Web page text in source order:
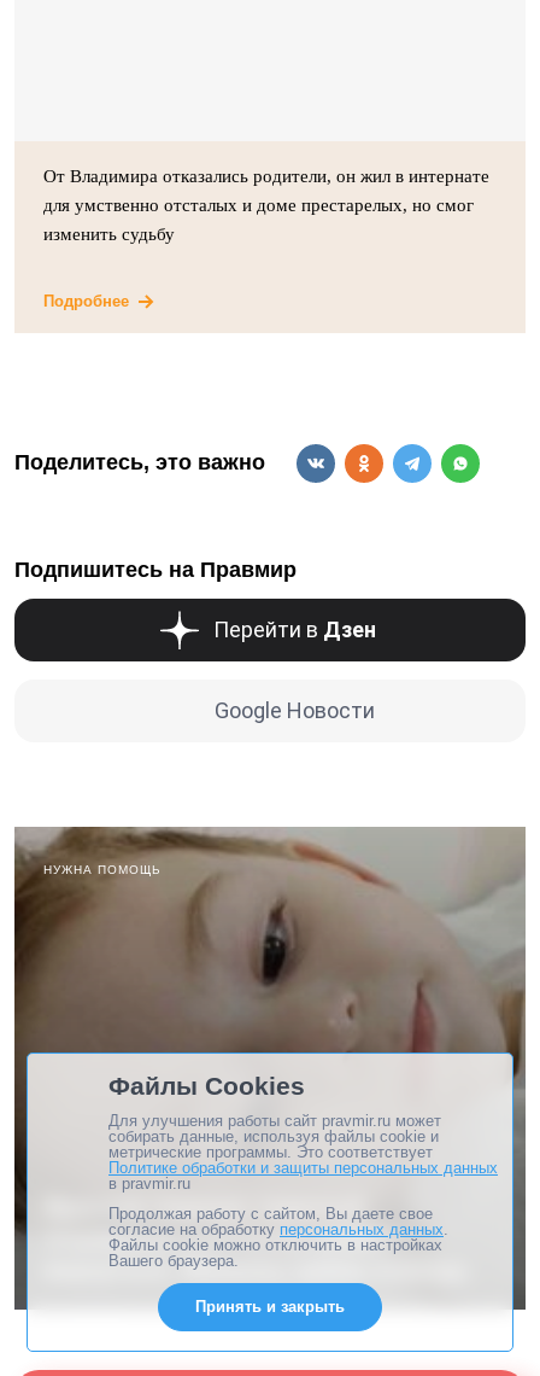
От Владимира отказались родители, он жил в интернате
для умственно отсталых и доме престарелых, но смог
изменить судьбу
Подробнее
Поделитесь, это важно
Подпишитесь на Правмир
Перейти в Дзен
Google Новости
НУЖНА ПОМОЩЬ
Ярослав перенес тяжелый
энцефалит, и болезнь может
вернуться. Малышу нужна помощь
Файлы Cookies
Для улучшения работы сайт pravmir.ru может
собирать данные, используя файлы cookie и
метрические программы. Это соответствует
Политике обработки и защиты персональных данных
в pravmir.ru
Продолжая работу с сайтом, Вы даете свое
согласие на обработку персональных данных.
Файлы cookie можно отключить в настройках
Вашего браузера.
Принять и закрыть